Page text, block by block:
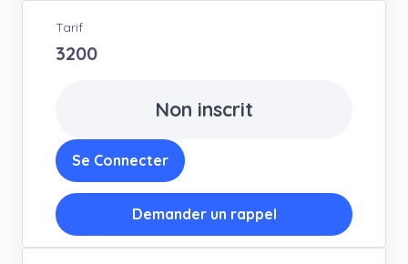
Tarif
3200
Non inscrit
Se Connecter
Demander un rappel